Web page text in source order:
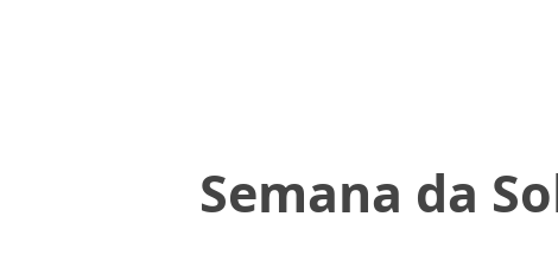
Semana da